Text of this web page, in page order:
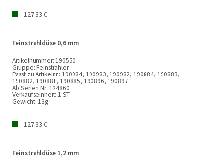
127.33 €
Feinstrahldüse 0,6 mm
Artikelnummer: 190550
Gruppe: Feinstrahler
Passt zu Artikelnr.: 190984, 190983, 190982, 190884, 190883,
190882, 190881, 190885, 190896, 190897
Ab Serien Nr: 124860
Verkaufseinheit: 1 ST
Gewicht: 13g
127.33 €
Feinstrahldüse 1,2 mm